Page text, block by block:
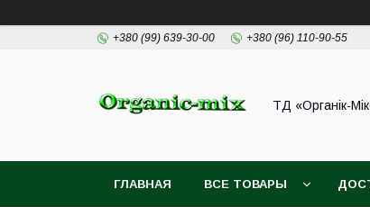
+380 (99) 639-30-00 +380 (96) 110-90-55
ТД «Органік-
ГЛАВНАЯ ВСЕ ТОВАРЫ